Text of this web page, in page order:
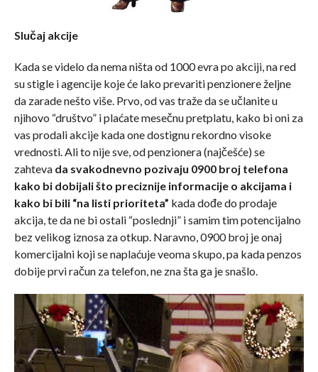
Slučaj akcije
Kada se videlo da nema ništa od 1000 evra po akciji, na red
su stigle i agencije koje će lako prevariti penzionere željne
da zarade nešto više. Prvo, od vas traže da se učlanite u
njihovo “društvo” i plaćate mesečnu pretplatu, kako bi oni za
vas prodali akcije kada one dostignu rekordno visoke
vrednosti. Ali to nije sve, od penzionera (najčešće) se
zahteva da svakodnevno pozivaju 0900 broj telefona
kako bi dobijali što preciznije informacije o akcijama i
kako bi bili “na listi prioriteta” kada dođe do prodaje
akcija, te da ne bi ostali “poslednji” i samim tim potencijalno
bez velikog iznosa za otkup. Naravno, 0900 broj je onaj
komercijalni koji se naplaćuje veoma skupo, pa kada penzos
dobije prvi račun za telefon, ne zna šta ga je snašlo.